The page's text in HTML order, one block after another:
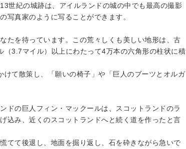
世紀の城跡は、アイルランドの城の中でも最高の撮影
写真家のように写ることができます。
たを待っています。この荒々しくも美しい地形は、古
3.7マイル）以上にわたって4万本の六角形の柱状に積
て散策し、「願いの椅子」や「巨人のブーツとオルガ
ドの巨人フィン・マックールは、スコットランドのラ
込み、近くのスコットランドへと続く道を作ったと言
てて後退し、地面を掘り返し、石を砕きながら急いで